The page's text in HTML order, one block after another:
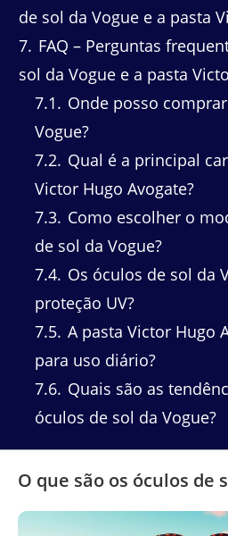
de sol da Vogue e a pasta
7 FAQ – Perguntas
sol da Vogue e a pasta
7.1
Onde posso
Vogue?
7.2 Qual é a principal
Victor Hugo Avogate?
7.3 Como escolher o
de sol da Vogue?
7.4 Os óculos de sol da
proteção UV?
7.5 A pasta Victor Hugo
para uso diário?
7.6 Quais são as
óculos de sol da Vogue?
O que são os óculos de